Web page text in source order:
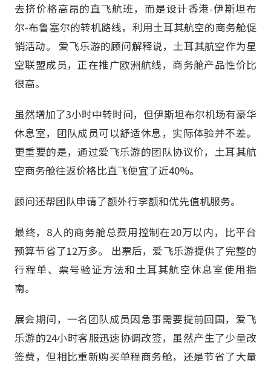
去挤价格高昂的直飞航班，而是设计香港-伊斯坦布
尔-布鲁塞尔的转机路线，利用土耳其航空的商务舱促
销活动。 爱飞乐游的顾问解释说，土耳其航空作为星
空联盟成员，正在推广欧洲航线，商务舱产品性价比
很高。
虽然增加了3小时中转时间，但伊斯坦布尔机场有豪华
休息室，团队成员可以舒适休息，实际体验并不差。
更重要的是，通过爱飞乐游的团队协议价，土耳其航
空商务舱往返价格比直飞便宜了近40%。
顾问还帮团队申请了额外行李额和优先值机服务。
最终，8人的商务舱总费用控制在20万以内，比平台
预算节省了12万多。 出票后，爱飞乐游提供了完整的
行程单、票号验证方法和土耳其航空休息室使用指
南。
展会期间，一名团队成员因急事需要提前回国，爱飞
乐游的24小时客服迅速协调改签，虽然产生了少量改
签费，但相比重新购买单程商务舱，还是节省了大量